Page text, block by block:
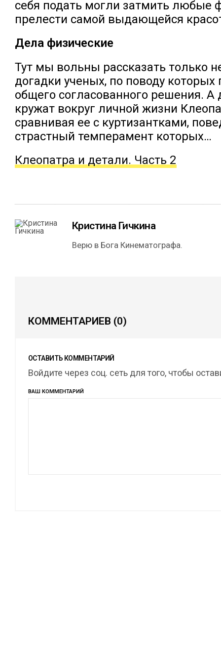
себя подать могли затмить любые
прелести самой выдающейся
Дела физические
Тут мы вольны рассказать только
догадки ученых, по поводу которых
общего согласованного решения. А
кружат вокруг личной жизни
сравнивая ее с куртизантками,
страстный темперамент которых…
Клеопатра и детали. Часть 2
Кристина Гичкина
Верю в Бога Кинематографа.
КОММЕНТАРИЕВ (0)
ОСТАВИТЬ КОММЕНТАРИЙ
Войдите через соц. сеть для того, чтобы
ВАШ КОММЕНТАРИЙ